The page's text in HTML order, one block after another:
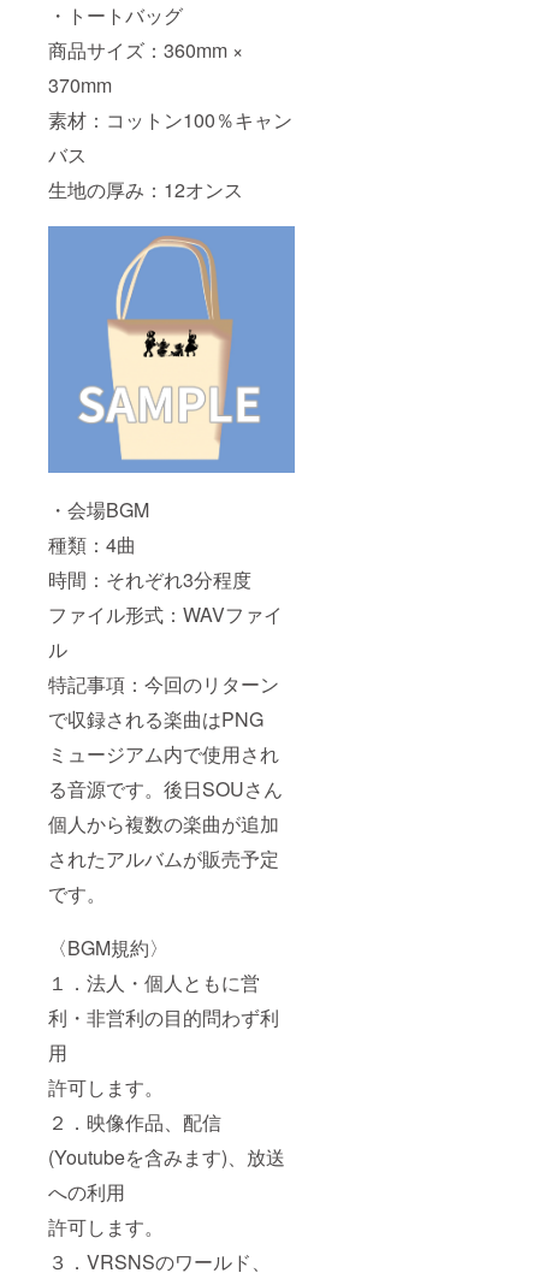
・トートバッグ
商品サイズ：360mm ×
370mm
素材：コットン100％キャン
バス
生地の厚み：12オンス
・会場BGM
種類：4曲
時間：それぞれ3分程度
ファイル形式：WAVファイ
ル
特記事項：今回のリターン
で収録される楽曲はPNG
ミュージアム内で使用され
る音源です。後日SOUさん
個人から複数の楽曲が追加
されたアルバムが販売予定
です。
〈BGM規約〉
１．法人・個人ともに営
利・非営利の目的問わず利
用
許可します。
２．映像作品、配信
(Youtubeを含みます)、放送
への利用
許可します。
３．VRSNSのワールド、